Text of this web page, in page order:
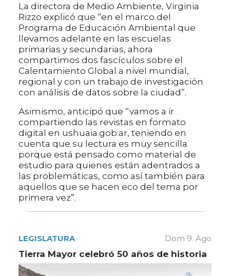
La directora de Medio Ambiente, Virginia
Rizzo explicó que “en el marco del
Programa de Educación Ambiental que
llevamos adelante en las escuelas
primarias y secundarias, ahora
compartimos dos fascículos sobre el
Calentamiento Global a nivel mundial,
regional y con un trabajo de investigación
con análisis de datos sobre la ciudad”.
Asimismo, anticipó que “vamos a ir
compartiendo las revistas en formato
digital en ushuaia.gob.ar, teniendo en
cuenta que su lectura es muy sencilla
porque está pensado como material de
estudio para quienes están adentrados a
las problemáticas, como así también para
aquellos que se hacen eco del tema por
primera vez”.
LEGISLATURA Dom 9. Ago
Tierra Mayor celebró 50 años de historia